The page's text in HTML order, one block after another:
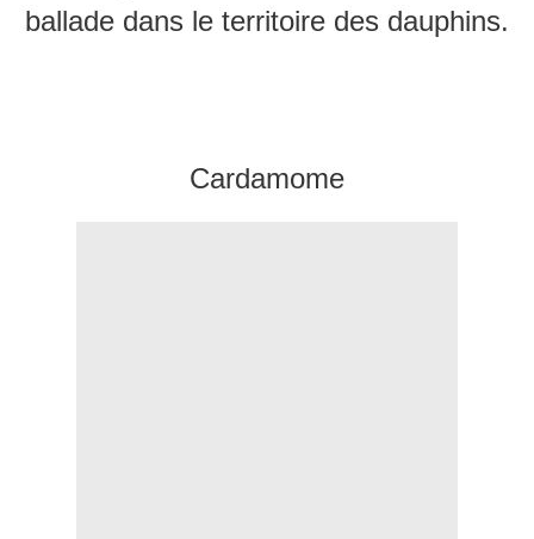
ballade dans le territoire des dauphins.
Cardamome